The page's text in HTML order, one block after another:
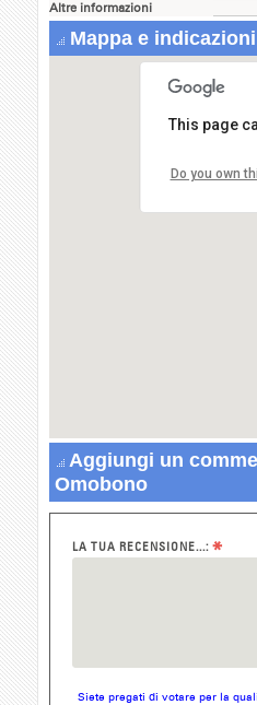
Altre informazioni
Mappa e
This page
Do you own
Aggiungi un
Omobono
LA TUA RECENSIONE...: *
Siete pregati di votare per la